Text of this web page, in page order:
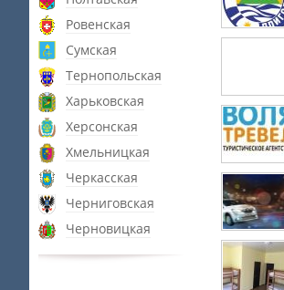
Ровенская
Сумская
Тернопольская
Харьковская
Херсонская
Хмельницкая
Черкасская
Черниговская
Черновицкая